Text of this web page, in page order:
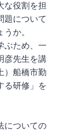
な役割を担
題について
か。
ぶため、一
彦先生を講
）船橋市勤
る研修」を
についての